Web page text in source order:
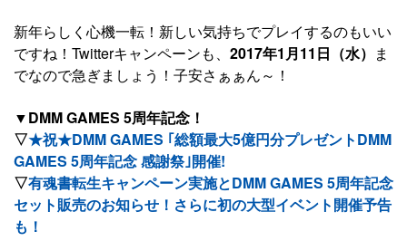
新年らしく心機一転！新しい気持ちでプレイするのもいい
ですね！Twitterキャンペーンも、 2017年1月11日（水） ま
でなので急ぎましょう！子安さぁぁん～！
▼DMM GAMES 5周年記念！
▽★祝★DMM GAMES ｢総額最大5億円分プレゼントDMM
GAMES 5周年記念 感謝祭｣開催!
▽有魂書転生キャンペーン実施とDMM GAMES 5周年記念
セット販売のお知らせ！さらに初の大型イベント開催予告
も！